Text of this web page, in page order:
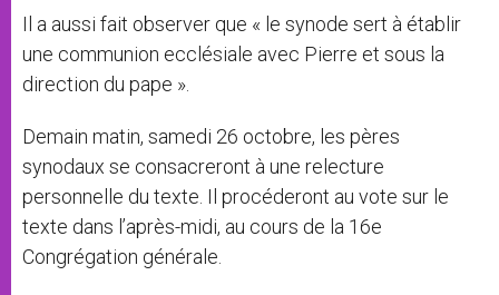
Il a aussi fait observer que « le synode sert à établir
une communion ecclésiale avec Pierre et sous la
direction du pape ».
Demain matin, samedi 26 octobre, les pères
synodaux se consacreront à une relecture
personnelle du texte. Il procéderont au vote sur le
texte dans l’après-midi, au cours de la 16e
Congrégation générale.